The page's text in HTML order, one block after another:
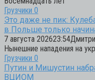
Грузчики 0
Это даже не пик:
в Польше только
7 августа
Нынешние нападения на
Грузчики 0
Путин и Мишустин
ВЦИОМ